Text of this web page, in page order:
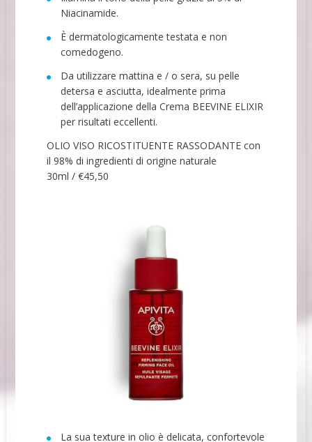
Niacinamide.
È dermatologicamente testata e non
comedogeno.
Da utilizzare mattina e / o sera, su pelle
detersa e asciutta, idealmente prima
dell’applicazione della Crema BEEVINE ELIXIR
per risultati eccellenti.
OLIO VISO RICOSTITUENTE RASSODANTE con
il 98% di ingredienti di origine naturale
30ml / €45,50
La sua texture in olio è delicata, confortevole